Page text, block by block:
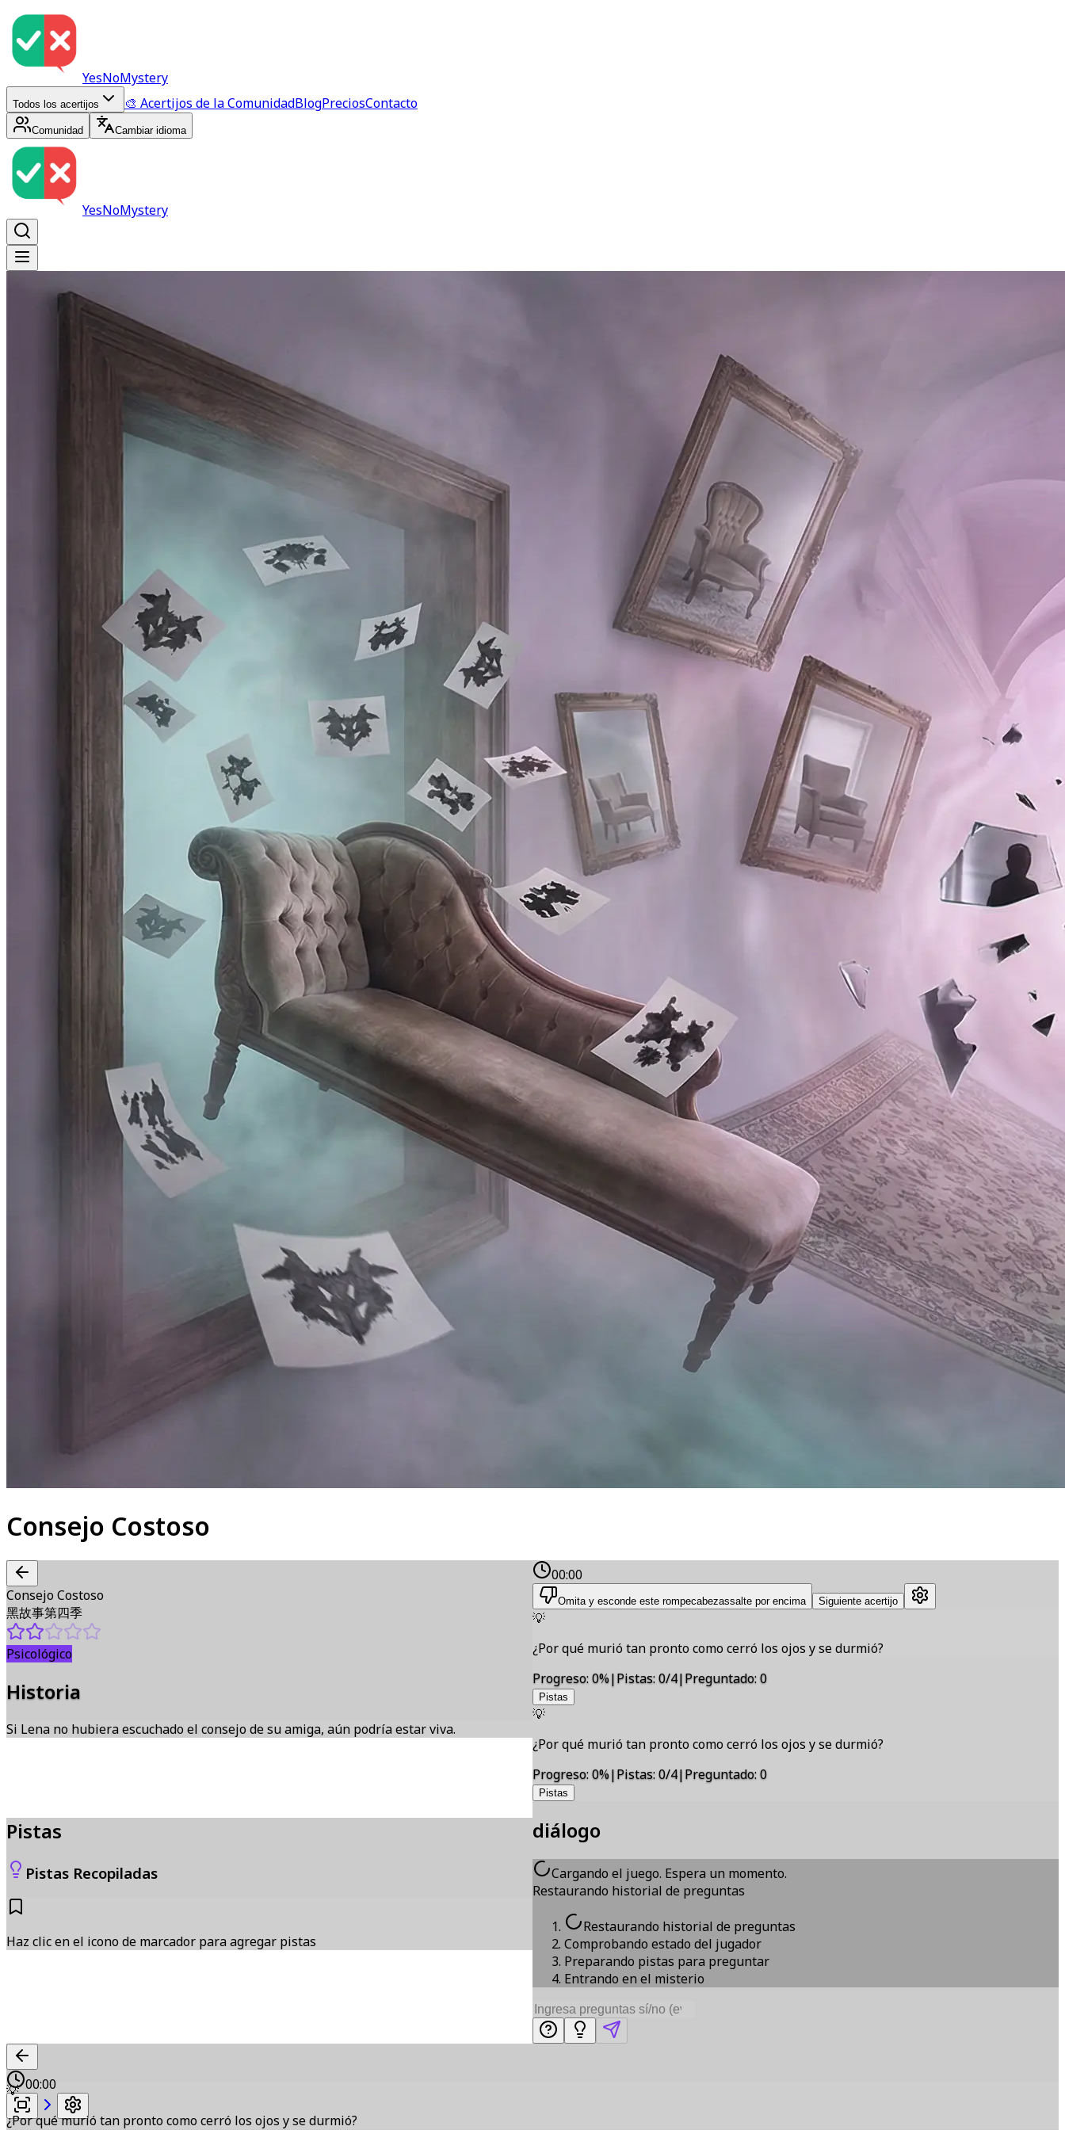
YesNoMystery
Todos los acertijos 🎨 Acertijos de la ComunidadBlogPreciosContacto
Comunidad Cambiar idioma
YesNoMystery
Consejo Costoso
Consejo Costoso
黑故事第四季
Psicológico
Historia
Si Lena no hubiera escuchado el consejo de su amiga, aún podría estar viva.
Pistas
Pistas Recopiladas
Haz clic en el icono de marcador para agregar pistas
00:00
Omita y esconde este rompecabezassalte por encima Siguiente acertijo
💡
¿Por qué murió tan pronto como cerró los ojos y se durmió?
Progreso:0%|Pistas:0/4|Preguntado:0
Pistas
💡
¿Por qué murió tan pronto como cerró los ojos y se durmió?
Progreso:0%|Pistas:0/4|Preguntado:0
Pistas
diálogo
Cargando el juego. Espera un momento.
Restaurando historial de preguntas
Restaurando historial de preguntas
Comprobando estado del jugador
Preparando pistas para preguntar
Entrando en el misterio
00:00
💡
¿Por qué murió tan pronto como cerró los ojos y se durmió?